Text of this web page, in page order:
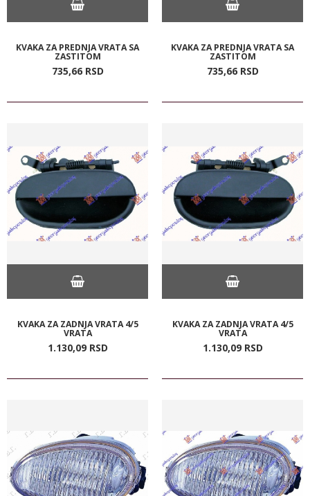
KVAKA ZA PREDNJA VRATA SA
ZASTITOM
735,66 RSD
KVAKA ZA PREDNJA VRATA SA
ZASTITOM
735,66 RSD
KVAKA ZA ZADNJA VRATA 4/5
VRATA
1.130,09 RSD
KVAKA ZA ZADNJA VRATA 4/5
VRATA
1.130,09 RSD